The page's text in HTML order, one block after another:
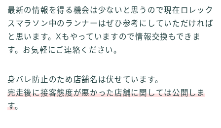
最新の情報を得る機会は少ないと思うので現在ロレック
スマラソン中のランナーはぜひ参考にしていただければ
と思います。Xもやっていますので情報交換もできま
す。お気軽にご連絡ください。
身バレ防止のため店舗名は伏せています。
完走後に接客態度が悪かった店舗に関しては公開しま
す。